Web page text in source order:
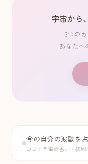
宇宙から
3つの
あなたへ
今の自分の波動を
ココナラ電話占い・初回